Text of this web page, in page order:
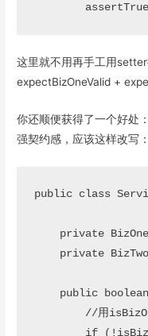
这里就不用再手工用
expectBizOneValid +
你还顺便获得了一个好处
强契约感，应该这样改写：
public class
private
private
public
//用
if